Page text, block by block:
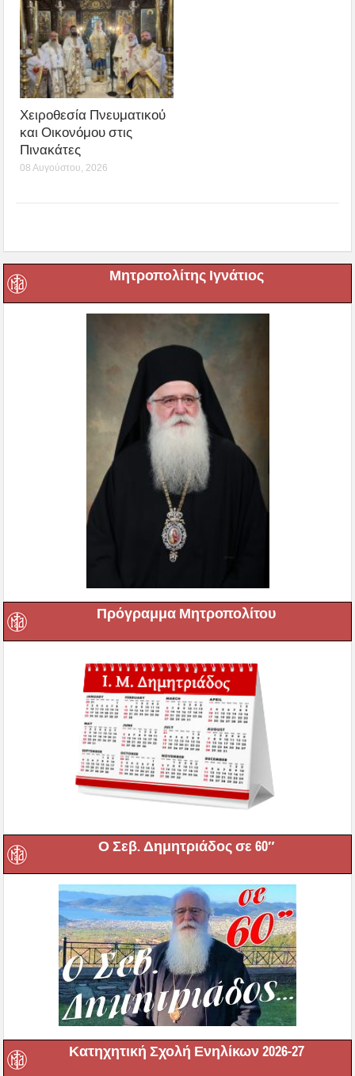
Χειροθεσία Πνευματικού
και Οικονόμου στις
Πινακάτες
08 Αυγούστου, 2026
Μητροπολίτης Ιγνάτιος
Πρόγραμμα Μητροπολίτου
Ο Σεβ. Δημητριάδος σε 60″
Κατηχητική Σχολή Ενηλίκων 2026-27